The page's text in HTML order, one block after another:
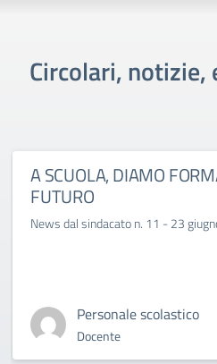
Circolari,
A SCUOLA, DIAMO
FUTURO
News dal sindacato n. 11 - 23
Personale scolastico
Docente